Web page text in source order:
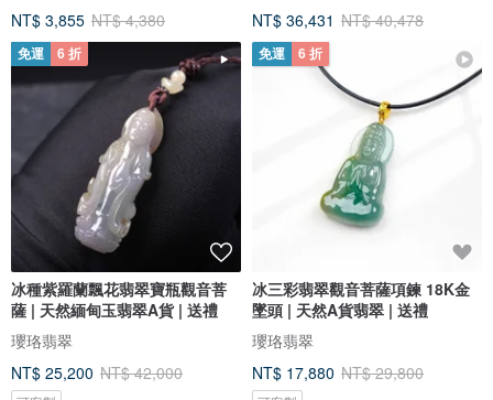
NT$ 3,855 NT$ 4,380
NT$ 36,431 NT$ 40,478
免運 6 折
冰種紫羅蘭飄花翡翠寶瓶觀音菩
薩 | 天然緬甸玉翡翠A貨 | 送禮
瓔珞翡翠
NT$ 25,200 NT$ 42,000
免運 6 折
冰三彩翡翠觀音菩薩項鍊 18K金
墜頭 | 天然A貨翡翠 | 送禮
瓔珞翡翠
NT$ 17,880 NT$ 29,800